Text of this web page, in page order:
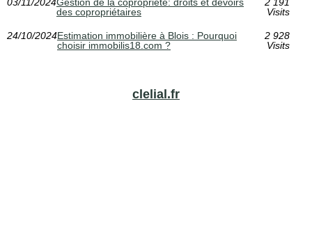
03/11/2024Gestion de la copropriété: droits et devoirs
des copropriétaires
2 191
Visits
24/10/2024Estimation immobilière à Blois : Pourquoi
choisir immobilis18.com ?
2 928
Visits
clelial.fr